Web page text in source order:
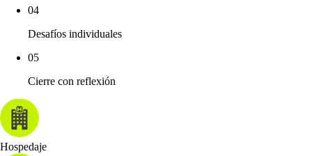
04
Desafíos individuales
05
Cierre con reflexión
Hospedaje